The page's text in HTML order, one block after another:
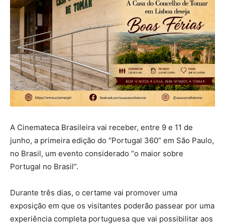
A Cinemateca Brasileira vai receber, entre 9 e 11 de
junho, a primeira edição do “Portugal 360” em São Paulo,
no Brasil, um evento considerado “o maior sobre
Portugal no Brasil”.
Durante três dias, o certame vai promover uma
exposição em que os visitantes poderão passear por uma
experiência completa portuguesa que vai possibilitar aos